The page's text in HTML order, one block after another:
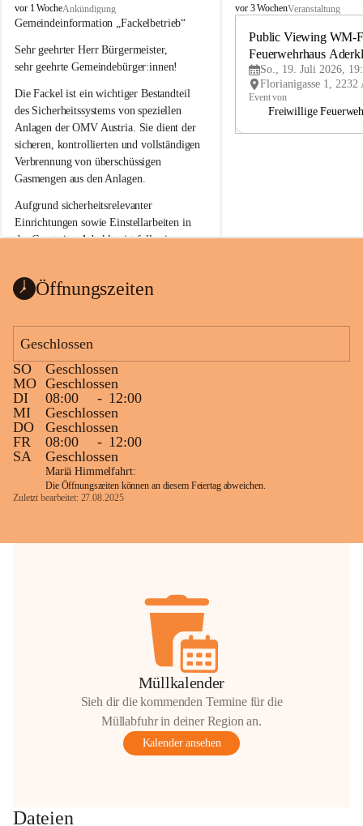
A
d
r
k
a
a
vor 1 WocheAnkündigung
Gemeindeinformation „Fackelbetrieb“
Sehr geehrter Herr Bürgermeister,
sehr geehrte Gemeindebürger:innen!
Die Fackel ist ein wichtiger Bestandteil
des Sicherheitssystems von speziellen
Anlagen der OMV Austria. Sie dient der
sicheren, kontrollierten und vollständigen
Verbrennung von überschüssigen
Gasmengen aus den Anlagen.
Aufgrund sicherheitsrelevanter
Einrichtungen sowie Einstellarbeiten in
der Gasstation Aderklaa ist fallweise
kommenden Tagen und Wochen wird
sein.
Die OMV Austria ist bemüht, für die
Bevölkerung ungewohnte, jedoch
technisch notwendige Betriebszustände so
kurz wie möglich zu halten.
Wir bitten daher die umliegende
Bevölkerung um Verständnis.
Glück Auf!
GmbH
anrainer-service@omv.com
Bei Fragen, Anliegen oder Beschwerden.
Wartungsarbeiten
A
vor 3 WochenVeranstaltung
Public Viewing WM-
Feuerwehrhaus
So., 19. Juli 2026,
Event von
Freiwillige
Öffnungszeiten
Geschlossen
SO
Geschlossen
MO Geschlossen
DI
08:00 - 12:00
MI
Geschlossen
DO
Geschlossen
FR
08:00 - 12:00
SA
Geschlossen
Mariä Himmelfahrt:
Die Öffnungszeiten können an diesem Feiertag abweichen.
Zuletzt bearbeitet: 27.08.2025
Müllkalender
Sieh dir die kommenden Termine für die
Müllabfuhr in deiner Region an.
Kalender ansehen
Dateien